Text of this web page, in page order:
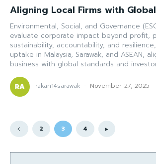
Aligning Local Firms with
Environmental, Social, and Governance
evaluate corporate impact beyond profit,
sustainability, accountability, and
uptake in Malaysia, Sarawak, and ASEAN,
business with global standards and
rakan14sarawak - November 27, 2025
2 3 4